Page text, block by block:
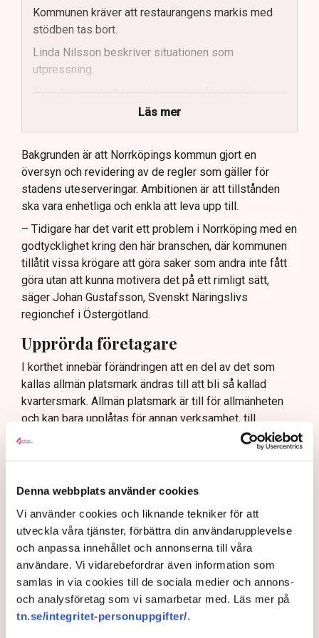
Denna webbplats använder cookies
Vi använder cookies och liknande tekniker för att
utveckla våra tjänster, förbättra din användarupplevelse
och anpassa innehållet och annonserna till våra
användare. Vi vidarebefordrar även information som
samlas in via cookies till de sociala medier och annons-
och analysföretag som vi samarbetar med. Läs mer på
tn.se/integritet-personuppgifter/.
Kommunen kräver att restaurangens markis med
stödben tas bort.
Linda Nilsson beskriver situationen som
utpressning.
Flera krögare kritiserar kommunen för otydlig
Kommunen vill skapa enhetliga regler för
uteserveringar.
Lindas Kula ställer in uteserveringen för
sommaren.
Läs mer
Bakgrunden är att Norrköpings kommun gjort en
översyn och revidering av de regler som gäller för
stadens uteserveringar. Ambitionen är att tillstånden
ska vara enhetliga och enkla att leva upp till.
– Tidigare har det varit ett problem i Norrköping med en
godtycklighet kring den här branschen, där kommunen
tillåtit vissa krögare att göra saker som andra inte fått
göra utan att kunna motivera det på ett rimligt sätt,
säger Johan Gustafsson, Svenskt Näringslivs
regionchef i Östergötland.
Upprörda företagare
I korthet innebär förändringen att en del av det som
kallas allmän platsmark ändras till att bli så kallad
kvartersmark. Allmän platsmark är till för allmänheten
och kan bara upplåtas för annan verksamhet, till
exempel en uteservering, under begränsad tid och får
inte ha alltför omfattande konstruktioner som väggar
– Det har funnits konstruktioner runt uteserveringarna
som inte varit öppna och sådana är inte tillåtna på
offentlig mark. Därför görs förändringarna, säger Maria
Egebäck, enhetschef på driftstöd och service i
Norrköping.
Förändringen från allmän platsmark till kvartersmark
medger att den kan hyras ut under längre tid och andra
villkor. Det kräver dock en ändring i detaljplanen för